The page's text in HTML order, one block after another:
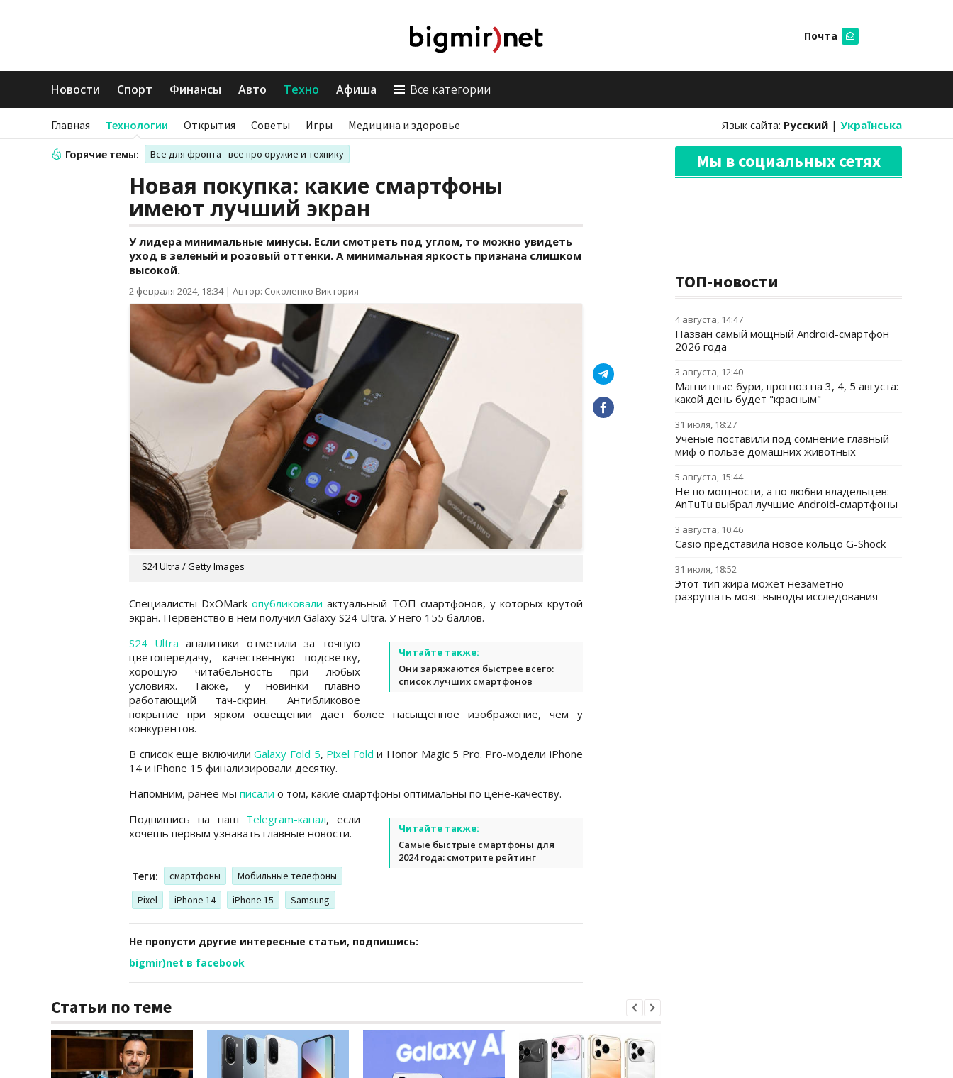
Почта
Новости Спорт Финансы Авто Техно Афиша Все категории
Главная Технологии Открытия Советы Игры Медицина и здоровье Язык сайта: Русский | Українська
Горячие темы: Все для фронта - все про оружие и технику
Новая покупка: какие смартфоны
имеют лучший экран
У лидера минимальные минусы. Если смотреть под углом, то можно увидеть
уход в зеленый и розовый оттенки. А минимальная яркость признана слишком
высокой.
2 февраля 2024, 18:34| Автор: Соколенко Виктория
S24 Ultra / Getty Images
Специалисты DxOMarkопубликовали актуальный ТОП смартфонов, у которых крутой
экран. Первенство в нем получил Galaxy S24 Ultra. У него 155 баллов.
Читайте также:
Они заряжаются быстрее всего:
список лучших смартфонов
S24 Ultra аналитики отметили за точную
цветопередачу, качественную подсветку,
хорошую читабельность при любых
условиях. Также, у новинки плавно
работающий тач-скрин. Антибликовое
покрытие при ярком освещении дает более насыщенное изображение, чем у
конкурентов.
В список еще включилиGalaxy Fold 5, Pixel Fold и Honor Magic 5 Pro. Pro-модели iPhone
14 и iPhone 15 финализировали десятку.
Напомним, ранее мы писали о том, какие смартфоны оптимальны по цене-качеству.
Читайте также:
Самые быстрые смартфоны для
2024 года: смотрите рейтинг
Подпишись на наш Telegram-канал, если
хочешь первым узнавать главные новости.
Теги: смартфоны
Мобильные телефоны
Pixel
iPhone 14 iPhone 15 Samsung
Не пропусти другие интересные статьи, подпишись:
bigmir)net в facebook
Статьи по теме
Мы в социальных сетях
ТОП-новости
4 августа, 14:47
Назван самый мощный Android-смартфон
2026 года
3 августа, 12:40
Магнитные бури, прогноз на 3, 4, 5 августа:
какой день будет "красным"
31 июля, 18:27
Ученые поставили под сомнение главный
миф о пользе домашних животных
5 августа, 15:44
Не по мощности, а по любви владельцев:
AnTuTu выбрал лучшие Android-смартфоны
3 августа, 10:46
Casio представила новое кольцо G-Shock
31 июля, 18:52
Этот тип жира может незаметно
разрушать мозг: выводы исследования